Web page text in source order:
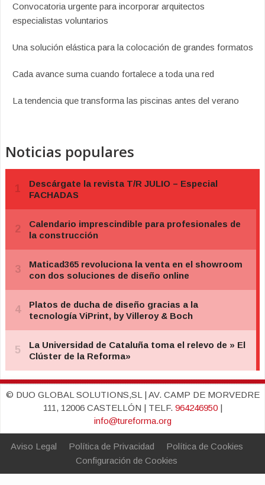
Convocatoria urgente para incorporar arquitectos
especialistas voluntarios
Una solución elástica para la colocación de grandes formatos
Cada avance suma cuando fortalece a toda una red
La tendencia que transforma las piscinas antes del verano
Noticias populares
© DUO GLOBAL SOLUTIONS,SL | AV. CAMP DE MORVEDRE
111, 12006 CASTELLÓN | TELF. 964246950|
info@tureforma.org
Aviso Legal Política de Privacidad
Política de Cookies
Configuración de Cookies